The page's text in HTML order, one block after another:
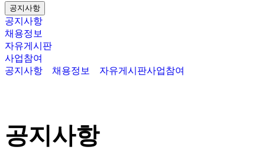
공지사항
공지사항
채용정보
자유게시판
사업참여
공지사항
채용정보 자유게시판사업참여
공지사항